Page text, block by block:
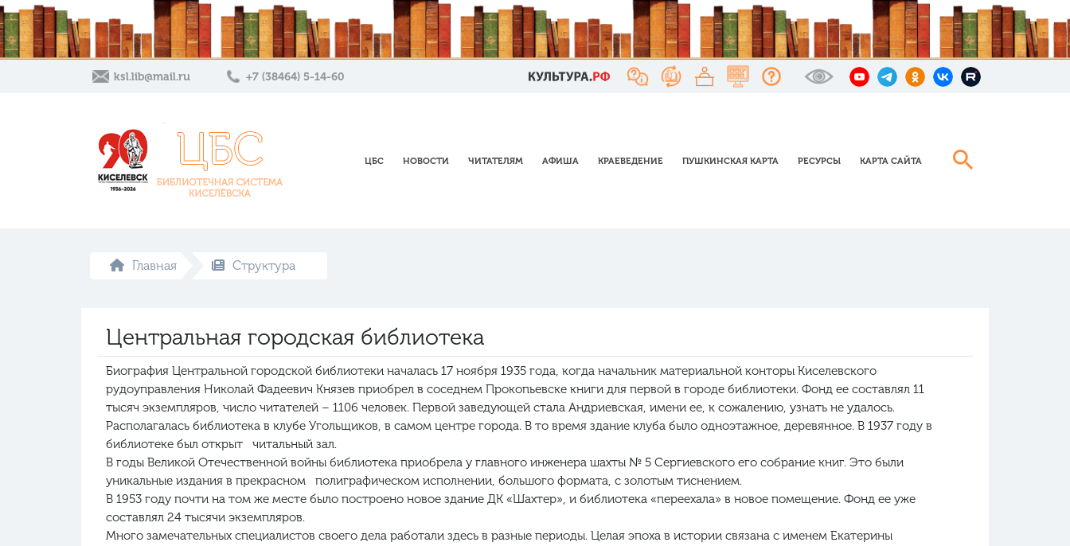
ksl.lib@mail.ru +7 (38464) 5-14-60
ЦБС НОВОСТИ ЧИТАТЕЛЯМ АФИША КРАЕВЕДЕНИЕ ПУШКИНСКАЯ КАРТА РЕСУРСЫ КАРТА САЙТА
Главная Структура
Центральная городская библиотека
Биография Центральной городской библиотеки началась 17 ноября 1935 года, когда начальник материальной конторы Киселевского
рудоуправления Николай Фадеевич Князев приобрел в соседнем Прокопьевске книги для первой в городе библиотеки. Фонд ее составлял 11
тысяч экземпляров, число читателей – 1106 человек. Первой заведующей стала Андриевская, имени ее, к сожалению, узнать не удалось.
Располагалась библиотека в клубе Угольщиков, в самом центре города. В то время здание клуба было одноэтажное, деревянное. В 1937 году в
библиотеке был открыт читальный зал.
В годы Великой Отечественной войны библиотека приобрела у главного инженера шахты № 5 Сергиевского его собрание книг. Это были
уникальные издания в прекрасном полиграфическом исполнении, большого формата, с золотым тиснением.
В 1953 году почти на том же месте было построено новое здание ДК «Шахтер», и библиотека «переехала» в новое помещение. Фонд ее уже
составлял 24 тысячи экземпляров.
Много замечательных специалистов своего дела работали здесь в разные периоды. Целая эпоха в истории связана с именем Екатерины